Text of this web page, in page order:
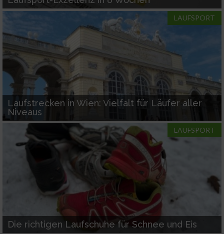
LAUFSPORT
Laufstrecken in Wien: Vielfalt für Läufer aller
Niveaus
LAUFSPORT
Die richtigen Laufschuhe für Schnee und Eis
Entwicklung und Verbesserung der Angebote
Verwendung reduzierter Daten zur Auswahl
von Inhalten
IAB-Besonderheiten:
Verwendung genauer Standortdaten
Geräte anhand von aktiv angeforderten
Informationen identifizieren
Nicht-IAB-Verarbeitungszwecke:
Notwendig